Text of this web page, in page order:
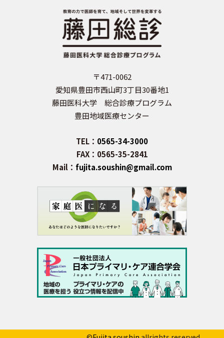
〒471-0062
愛知県豊田市西山町3丁目30番地1
藤田医科大学 総合診療プログラム
豊田地域医療センター
TEL： 0565-34-3000
FAX：0565-35-2841
Mail： fujita.soushin@gmail.com